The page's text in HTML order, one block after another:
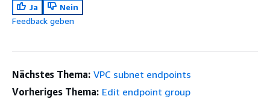
Ja
Nein
Feedback geben
Nächstes Thema: VPC subnet endpoints
Vorheriges Thema: Edit endpoint group